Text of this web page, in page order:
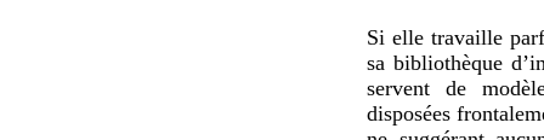
Si elle travaille
sa bibliothèque
servent de
disposées